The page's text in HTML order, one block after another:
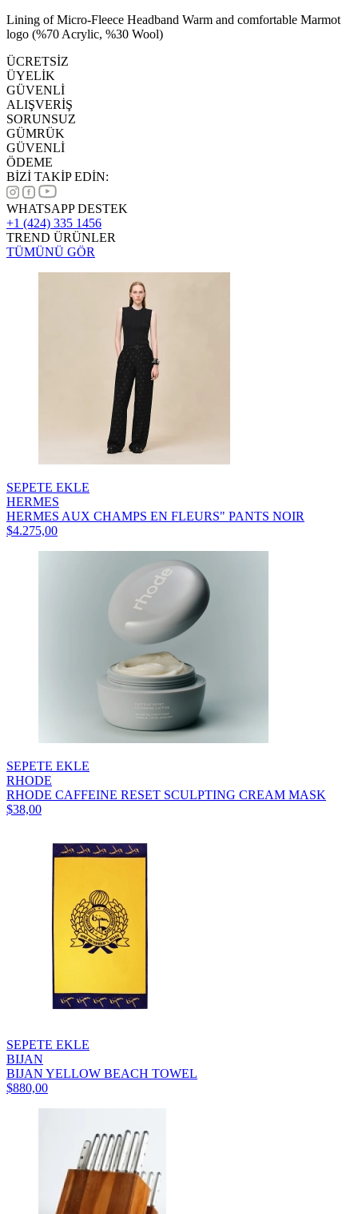
Lining of Micro-Fleece Headband Warm and comfortable Marmot
logo (%70 Acrylic, %30 Wool)
ÜCRETSİZ
ÜYELİK
GÜVENLİ
ALIŞVERİŞ
SORUNSUZ
GÜMRÜK
GÜVENLİ
ÖDEME
BİZİ TAKİP EDİN:
WHATSAPP DESTEK
+1 (424) 335 1456
TREND ÜRÜNLER
TÜMÜNÜ GÖR
SEPETE EKLE
HERMES
HERMES AUX CHAMPS EN FLEURS" PANTS NOIR
$4.275,00
SEPETE EKLE
RHODE
RHODE CAFFEINE RESET SCULPTING CREAM MASK
$38,00
SEPETE EKLE
BIJAN
BIJAN YELLOW BEACH TOWEL
$880,00